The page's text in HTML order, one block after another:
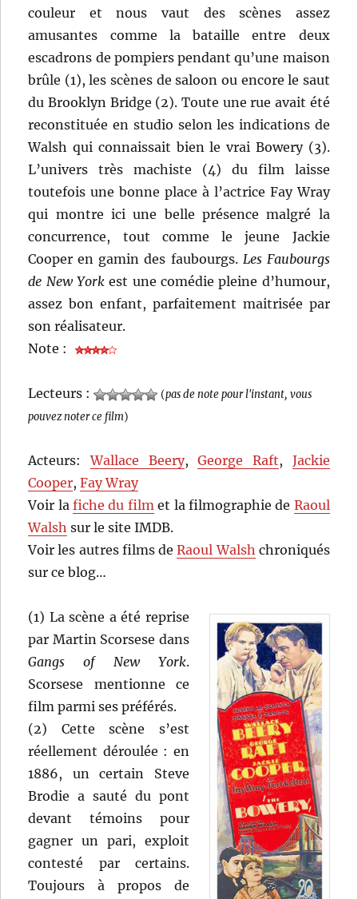
couleur et nous vaut des scènes assez
amusantes comme la bataille entre deux
escadrons de pompiers pendant qu’une maison
brûle (1), les scènes de saloon ou encore le saut
du Brooklyn Bridge (2). Toute une rue avait été
reconstituée en studio selon les indications de
Walsh qui connaissait bien le vrai Bowery (3).
L’univers très machiste (4) du film laisse
toutefois une bonne place à l’actrice Fay Wray
qui montre ici une belle présence malgré la
concurrence, tout comme le jeune Jackie
Cooper en gamin des faubourgs. Les Faubourgs
de New Yorkest une comédie pleine d’humour,
assez bon enfant, parfaitement maitrisée par
son réalisateur.
Note :
Lecteurs : (pas de note pour l'instant, vous
pouvez noter ce film)
Acteurs:Wallace Beery,George Raft, Jackie
Cooper,Fay Wray
Voir lafiche du filmet la filmographie de Raoul
Walsh sur le site IMDB.
Voir les autres films deRaoul Walsh chroniqués
sur ce blog…
(1) La scène a été reprise
par Martin Scorsese dans
Gangs of New York.
Scorsese mentionne ce
film parmi ses préférés.
(2) Cette scène s’est
réellement déroulée : en
1886, un certain Steve
Brodie a sauté du pont
devant témoins pour
gagner un pari, exploit
contesté par certains.
Toujours à propos de